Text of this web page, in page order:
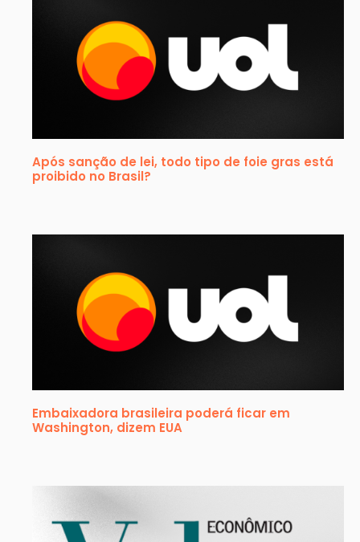
Após sanção de lei, todo tipo de foie gras está
proibido no Brasil?
Embaixadora brasileira poderá ficar em
Washington, dizem EUA